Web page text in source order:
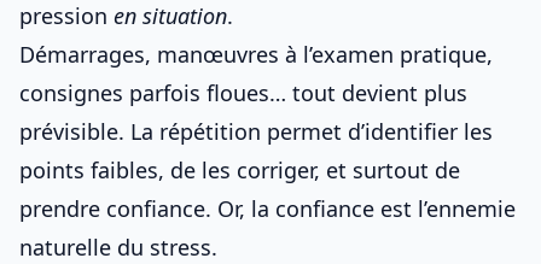
pression en situation.
Démarrages, manœuvres à l’examen pratique,
consignes parfois floues… tout devient plus
prévisible. La répétition permet d’identifier les
points faibles, de les corriger, et surtout de
prendre confiance. Or, la confiance est l’ennemie
naturelle du stress.